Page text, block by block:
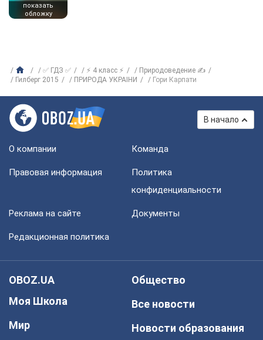
показать
обложку
✅ ГДЗ ✅ ⚡ 4 класс ⚡
Природоведение ✍
Гилберг 2015
ПРИРОДА УКРАIНИ Гори Карпати
В начало
О компании Команда
Правовая информация
Политика
конфиденциальности
Реклама на сайте Документы
Редакционная политика
OBOZ.UA
Моя Школа
Мир
Общество
Все новости
Новости образования